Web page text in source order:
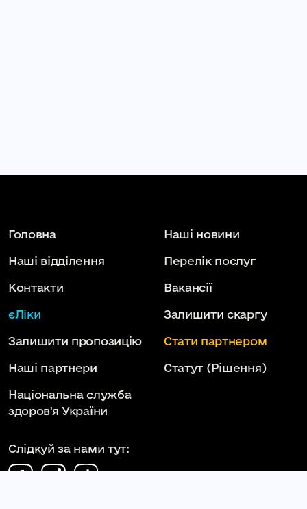
Головна Наші новини
Наші відділення Перелік послуг
Контакти Вакансії
єЛіки Залишити скаргу
Залишити пропозицію Стати партнером
Наші партнери Статут (Рішення)
Національна служба
здоров'я України
Слідкуй за нами тут: